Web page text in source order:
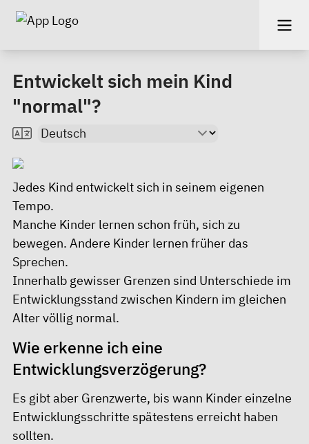
Entwickelt sich mein Kind
"normal"?
Jedes Kind entwickelt sich in seinem eigenen
Tempo.
Manche Kinder lernen schon früh, sich zu
bewegen. Andere Kinder lernen früher das
Sprechen.
Innerhalb gewisser Grenzen sind Unterschiede im
Entwicklungsstand zwischen Kindern im gleichen
Alter völlig normal.
Wie erkenne ich eine
Entwicklungsverzögerung?
Es gibt aber Grenzwerte, bis wann Kinder einzelne
Entwicklungsschritte spätestens erreicht haben
sollten.